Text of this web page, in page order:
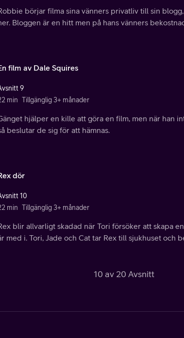
börjar filma sina vänners privatliv till sin
Bloggen är en hitt men på hans vänners
film av Dale Squires
9
min Tillgänglig 3+ månader
hjälper en kille att göra en film, men när han
beslutar de sig för att hämnas.
dör
10
min Tillgänglig 3+ månader
blir allvarligt skadad när Tori försöker att skapa
med i. Tori, Jade och Cat tar Rex till sjukhuset och
10 av 20 Avsnitt